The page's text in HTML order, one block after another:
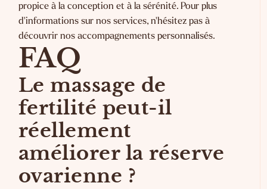
propice à la conception et à la sérénité. Pour plus
d'informations sur nos services, n'hésitez pas à
découvrir nos accompagnements personnalisés.
FAQ
Le massage de
fertilité peut-il
réellement
améliorer la réserve
ovarienne ?